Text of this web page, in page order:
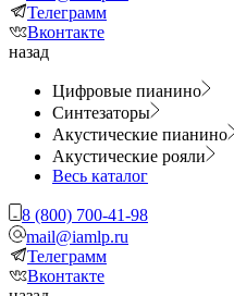
Телеграмм
Вконтакте
назад
Цифровые пианино
Синтезаторы
Акустические пианино
Акустические рояли
Весь каталог
8 (800) 700-41-98
mail@iamlp.ru
Телеграмм
Вконтакте